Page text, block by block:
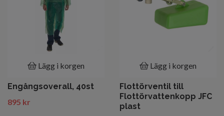
Lägg i korgen
Engångsoverall, 40st
895 kr
Lägg i korgen
Flottörventil till
Flottörvattenkopp JFC
plast